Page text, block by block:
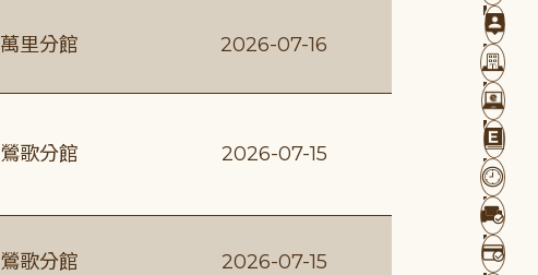
萬里分館 2026-07-16
鶯歌分館 2026-07-15
鶯歌分館 2026-07-15